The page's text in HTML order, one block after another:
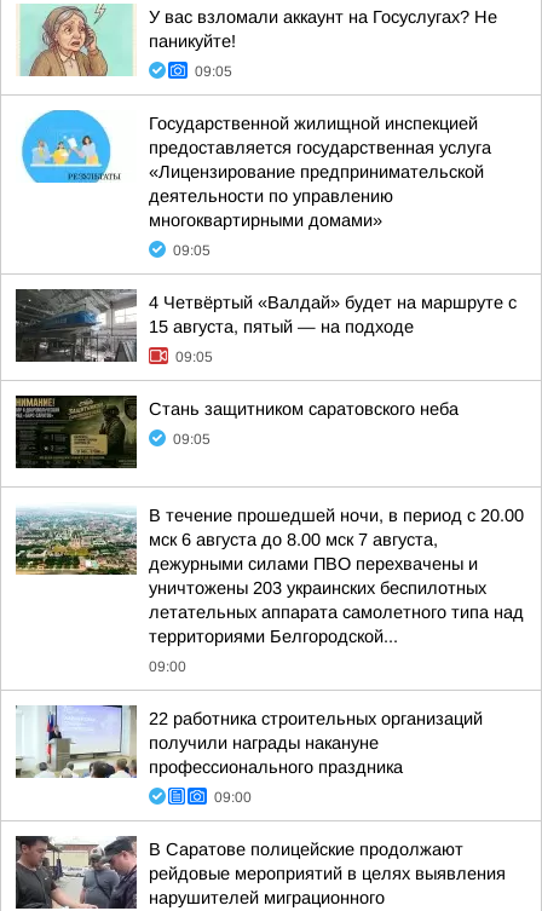
У вас взломали аккаунт на Госуслугах? Не
паникуйте!
09:05
Государственной жилищной инспекцией
предоставляется государственная услуга
«Лицензирование предпринимательской
деятельности по управлению
многоквартирными домами»
09:05
4 Четвёртый «Валдай» будет на маршруте с
15 августа, пятый — на подходе
09:05
Стань защитником саратовского неба
09:05
В течение прошедшей ночи, в период с 20.00
мск 6 августа до 8.00 мск 7 августа,
дежурными силами ПВО перехвачены и
уничтожены 203 украинских беспилотных
летательных аппарата самолетного типа над
территориями Белгородской...
09:00
22 работника строительных организаций
получили награды накануне
профессионального праздника
09:00
В Саратове полицейские продолжают
рейдовые мероприятий в целях выявления
нарушителей миграционного